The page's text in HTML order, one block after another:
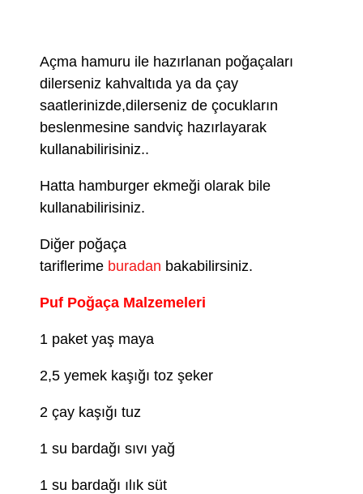
Açma hamuru ile hazırlanan poğaçaları
dilerseniz kahvaltıda ya da çay
saatlerinizde,dilerseniz de çocukların
beslenmesine sandviç hazırlayarak
kullanabilirisiniz..
Hatta hamburger ekmeği olarak bile
kullanabilirisiniz.
Diğer poğaça
tariflerime buradan bakabilirsiniz.
Puf Poğaça Malzemeleri
1 paket yaş maya
2,5 yemek kaşığı toz şeker
2 çay kaşığı tuz
1 su bardağı sıvı yağ
1 su bardağı ılık süt